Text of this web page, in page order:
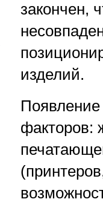
закончен,
изделий.
факторов: